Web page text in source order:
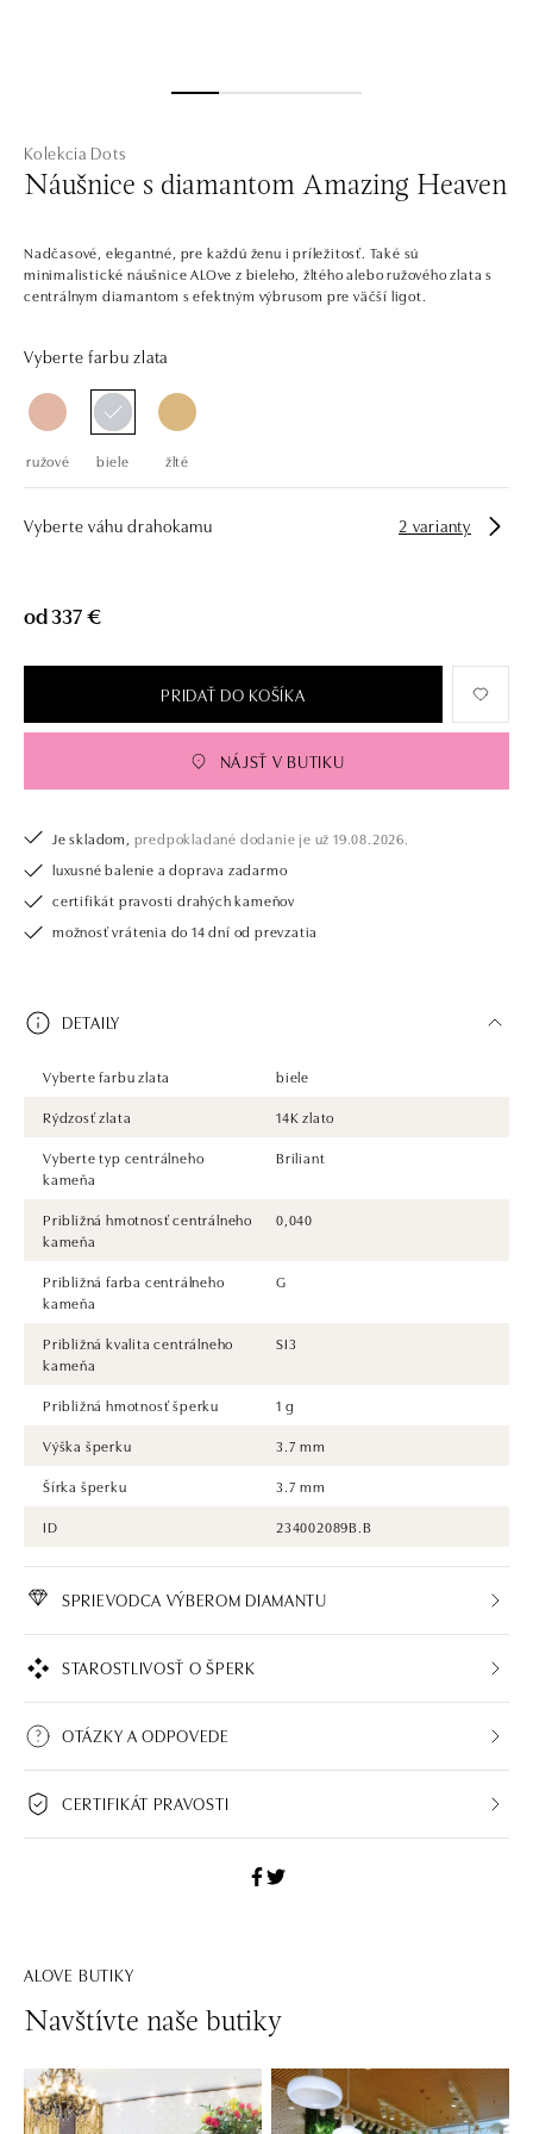
Kolekcia Dots
Náušnice s diamantom Amazing Heaven
Nadčasové, elegantné, pre každú ženu i príležitosť. Také sú
minimalistické náušnice ALOve z bieleho, žltého alebo ružového zlata s
centrálnym diamantom s efektným výbrusom pre väčší ligot.
Vyberte farbu zlata
ružové biele žlté
Vyberte váhu drahokamu 2 varianty
od 337 €
PRIDAŤ DO KOŠÍKA
NÁJSŤ V BUTIKU
Je skladom, predpokladané dodanie je už 19.08.2026.
luxusné balenie a doprava zadarmo
certifikát pravosti drahých kameňov
možnosť vrátenia do 14 dní od prevzatia
DETAILY
Vyberte farbu zlata
biele
Rýdzosť zlata
14K zlato
Vyberte typ centrálneho
kameňa
Briliant
Približná hmotnosť centrálneho
kameňa
0,040
Približná farba centrálneho
kameňa
G
Približná kvalita centrálneho
kameňa
SI3
Približná hmotnosť šperku
1 g
Výška šperku
3.7 mm
Šírka šperku
3.7 mm
ID
234002089B.B
SPRIEVODCA VÝBEROM DIAMANTU
STAROSTLIVOSŤ O ŠPERK
OTÁZKY A ODPOVEDE
CERTIFIKÁT PRAVOSTI
ALOVE BUTIKY
Navštívte naše butiky